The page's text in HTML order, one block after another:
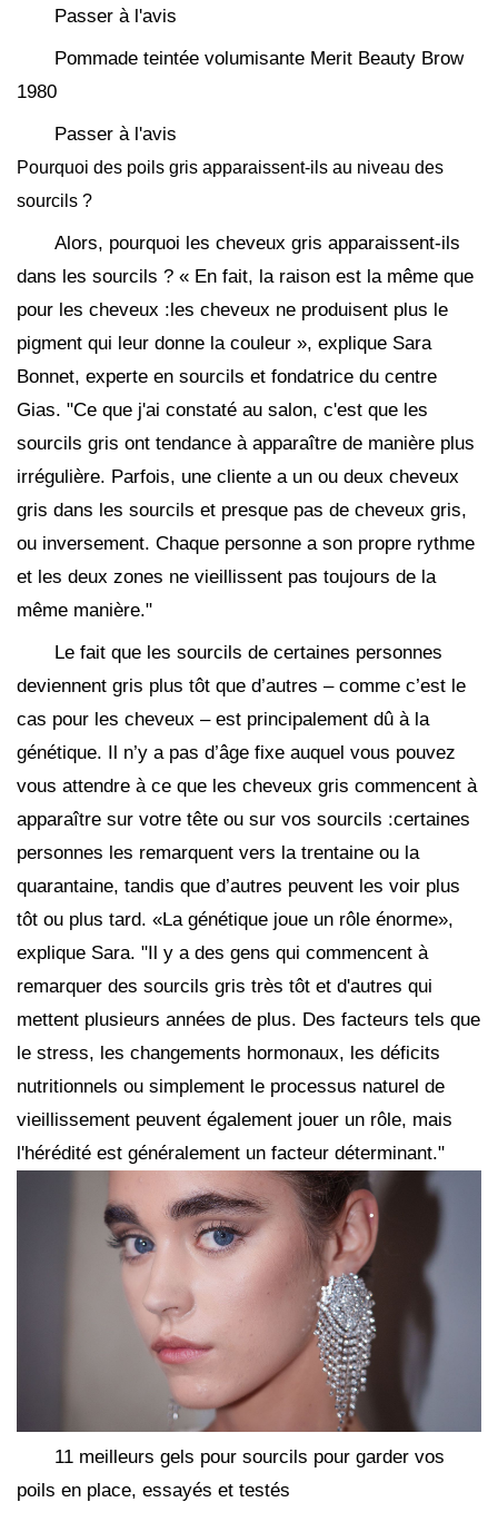
Passer à l'avis
Pommade teintée volumisante Merit Beauty Brow
1980
Passer à l'avis
Pourquoi des poils gris apparaissent-ils au niveau des
sourcils ?
Alors, pourquoi les cheveux gris apparaissent-ils
dans les sourcils ? « En fait, la raison est la même que
pour les cheveux :les cheveux ne produisent plus le
pigment qui leur donne la couleur », explique Sara
Bonnet, experte en sourcils et fondatrice du centre
Gias. "Ce que j'ai constaté au salon, c'est que les
sourcils gris ont tendance à apparaître de manière plus
irrégulière. Parfois, une cliente a un ou deux cheveux
gris dans les sourcils et presque pas de cheveux gris,
ou inversement. Chaque personne a son propre rythme
et les deux zones ne vieillissent pas toujours de la
même manière."
Le fait que les sourcils de certaines personnes
deviennent gris plus tôt que d’autres – comme c’est le
cas pour les cheveux – est principalement dû à la
génétique. Il n’y a pas d’âge fixe auquel vous pouvez
vous attendre à ce que les cheveux gris commencent à
apparaître sur votre tête ou sur vos sourcils :certaines
personnes les remarquent vers la trentaine ou la
quarantaine, tandis que d’autres peuvent les voir plus
tôt ou plus tard. «La génétique joue un rôle énorme»,
explique Sara. "Il y a des gens qui commencent à
remarquer des sourcils gris très tôt et d'autres qui
mettent plusieurs années de plus. Des facteurs tels que
le stress, les changements hormonaux, les déficits
nutritionnels ou simplement le processus naturel de
vieillissement peuvent également jouer un rôle, mais
l'hérédité est généralement un facteur déterminant."
11 meilleurs gels pour sourcils pour garder vos
poils en place, essayés et testés